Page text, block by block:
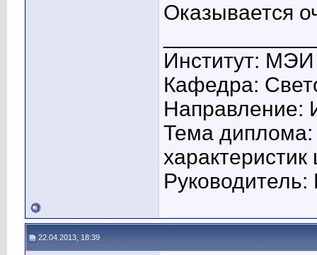
Оказывается
Институт: МЭИ
Кафедра:
Направление:
Тема диплома:
22.04.2013, 18:39